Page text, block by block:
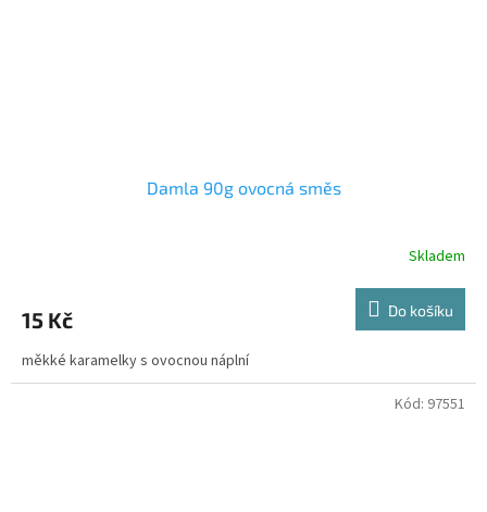
Damla 90g ovocná směs
Skladem
15 Kč Do košíku
měkké karamelky s ovocnou náplní
Kód: 97551